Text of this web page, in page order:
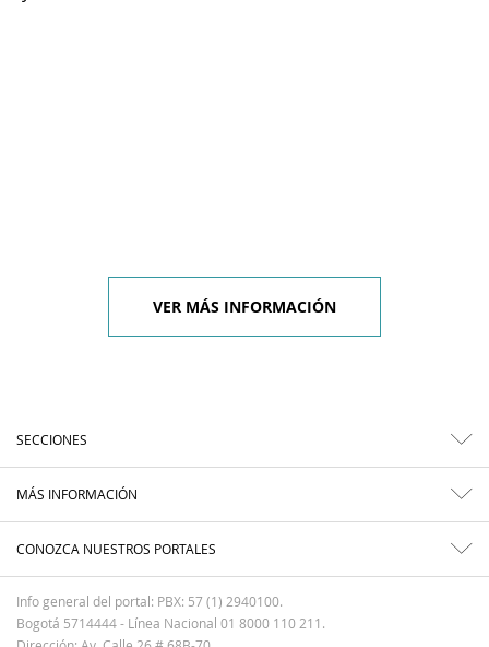
VER MÁS INFORMACIÓN
SECCIONES
MÁS INFORMACIÓN
CONOZCA NUESTROS PORTALES
Info general del portal: PBX: 57 (1) 2940100.
Bogotá 5714444 - Línea Nacional 01 8000 110 211.